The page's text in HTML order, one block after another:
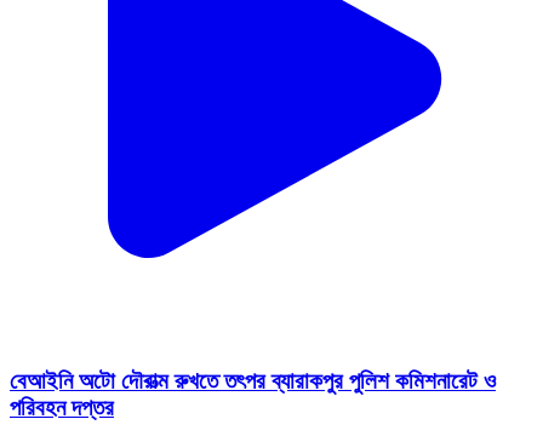
বেআইনি অটো দৌরাত্ম রুখতে তৎপর ব্যারাকপুর পুলিশ কমিশনারেট ও
পরিবহন দপ্তর